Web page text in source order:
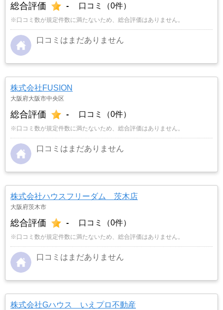
総合評価 - 口コミ（0件）
※口コミ数が規定件数に満たないため、総合評価はありません。
口コミはまだありません
株式会社FUSION
大阪府大阪市中央区
総合評価 - 口コミ（0件）
※口コミ数が規定件数に満たないため、総合評価はありません。
口コミはまだありません
株式会社ハウスフリーダム 茨木店
大阪府茨木市
総合評価 - 口コミ（0件）
※口コミ数が規定件数に満たないため、総合評価はありません。
口コミはまだありません
株式会社Gハウス いえプロ不動産